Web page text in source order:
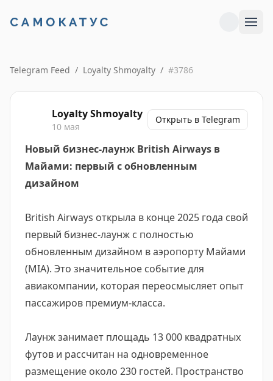
Telegram Feed / Loyalty Shmoyalty / #3786
Loyalty Shmoyalty
10 мая
Открыть в Telegram
Новый бизнес-лаунж British Airways в
Майами: первый с обновленным
дизайном
British Airways открыла в конце 2025 года свой
первый бизнес-лаунж с полностью
обновленным дизайном в аэропорту Майами
(MIA). Это значительное событие для
авиакомпании, которая переосмысляет опыт
пассажиров премиум-класса.
Лаунж занимает площадь 13 000 квадратных
футов и рассчитан на одновременное
размещение около 230 гостей. Пространство